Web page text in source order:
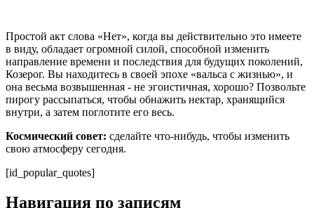
Простой акт слова «Нет», когда вы действительно это имеете
в виду, обладает огромной силой, способной изменить
направление времени и последствия для будущих поколений,
Козерог. Вы находитесь в своей эпохе «вальса с жизнью», и
она весьма возвышенная - не эгоистичная, хорошо? Позвольте
пирогу рассыпаться, чтобы обнажить нектар, хранящийся
внутри, а затем поглотите его весь.
Космический совет: сделайте что-нибудь, чтобы изменить
свою атмосферу сегодня.
[id_popular_quotes]
Навигация по записям